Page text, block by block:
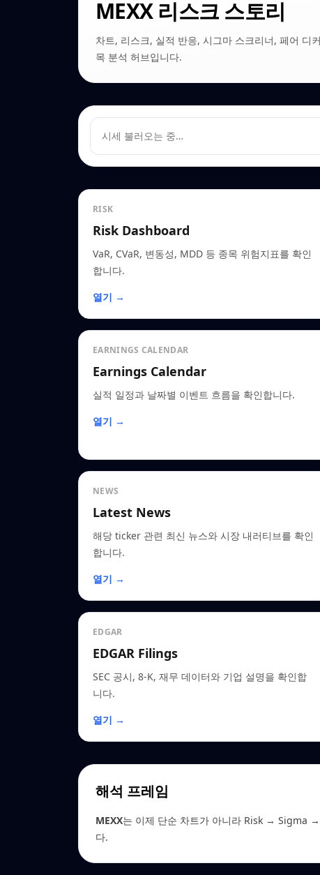
MEXX리스크 스토리
차트, 리스크, 실적 반응, 시그마 스크리너, 페어
목 분석 허브입니다.
시세 불러오는 중…
RISK
Risk Dashboard
VaR, CVaR, 변동성, MDD 등 종목 위험지표를 확인
합니다.
열기 →
EARNINGS CALENDAR
Earnings Calendar
실적 일정과 날짜별 이벤트 흐름을 확인합니다.
열기 →
NEWS
Latest News
해당 ticker 관련 최신 뉴스와 시장 내러티브를 확인
합니다.
열기 →
EDGAR
EDGAR Filings
SEC 공시, 8-K, 재무 데이터와 기업 설명을 확인합
니다.
열기 →
해석 프레임
MEXX는 이제 단순 차트가 아니라 Risk →
다.